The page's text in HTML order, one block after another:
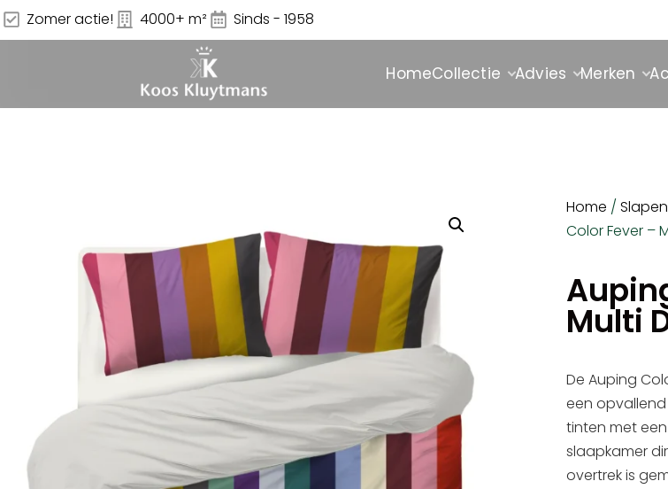
Zomer actie! 4000+ m² Sinds - 1958
HomeCollectie Advies Merken
Home / Slapen
Color Fever –
Multi
De Auping
een
tinten met
slaapkamer
overtrek is